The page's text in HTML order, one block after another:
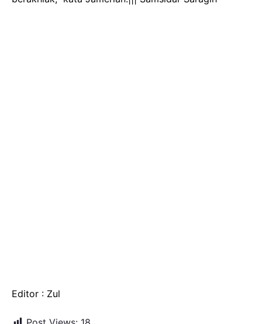
Editor : Zul